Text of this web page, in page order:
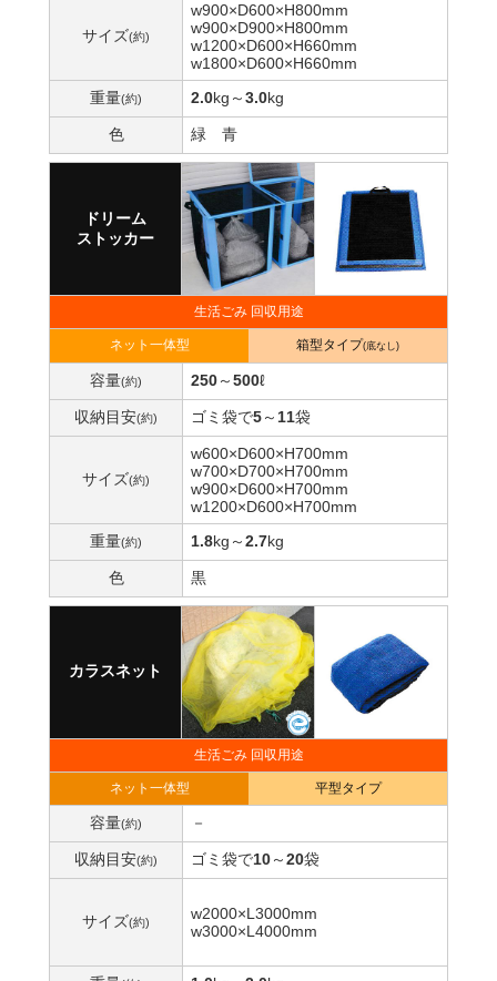
サイズ(約)
w900×D600×H800mm
w900×D900×H800mm
w1200×D600×H660mm
w1800×D600×H660mm
重量(約) 2.0kg ～3.0kg
色 緑 青
ドリーム
ストッカー
生活ごみ 回収用途
ネット一体型 箱型タイプ(底なし)
容量(約) 250～500ℓ
収納目安(約) ゴミ袋で5～ 11袋
サイズ(約)
w600×D600×H700mm
w700×D700×H700mm
w900×D600×H700mm
w1200×D600×H700mm
重量(約) 1.8kg ～2.7kg
色 黒
カラスネット
生活ごみ 回収用途
ネット一体型 平型タイプ
容量(約) －
収納目安(約) ゴミ袋で10～20袋
サイズ(約)
w2000×L3000mm
w3000×L4000mm